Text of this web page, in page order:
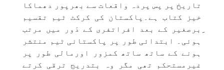
تاریخ پر پس پردہ واقعات سے بھرپور دھماکا
خیز کتاب ہے۔پاکستان کی کرکٹ ٹیم تقسیم
ِبرصغیر کے بعد افراتفری کے دَور میں مرتب
ہوئی۔ ابتدائی طور پر پاکستانی ٹیم منتشر
ہونے کے ساتھ ساتھ کمزور اورمالی طور پر
غیرمستحکم تھی مگر وہ بتدریج ترقی کرتے